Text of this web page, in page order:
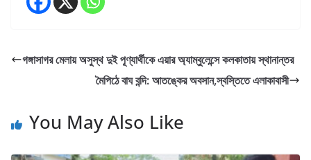
গঙ্গাসাগর মেলায় অসুস্থ দুই পূণ্যার্থীকে এয়ার অ্যাম্বুলেন্সে কলকাতায় স্থানান্তর
মৈপিঠে বাঘ বন্দি: আতঙ্কের অবসান,স্বস্তিতে এলাকাবাসী
You May Also Like